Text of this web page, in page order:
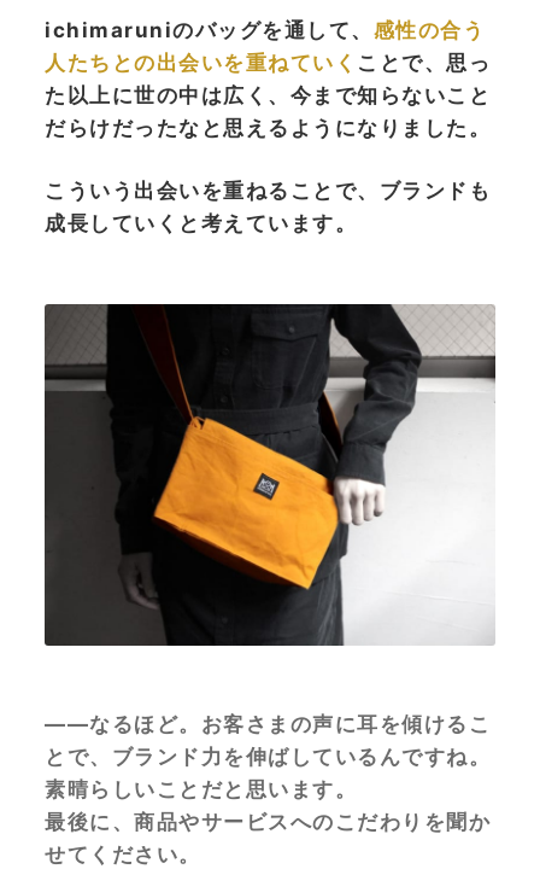
ichimaruniのバッグを通して、 感性の合う
人たちとの出会いを重ねていく ことで、思っ
た以上に世の中は広く、今まで知らないこと
だらけだったなと思えるようになりました。
こういう出会いを重ねることで、ブランドも
成長していくと考えています。
——なるほど。お客さまの声に耳を傾けるこ
とで、ブランド力を伸ばしているんですね。
素晴らしいことだと思います。
最後に、商品やサービスへのこだわりを聞か
せてください。